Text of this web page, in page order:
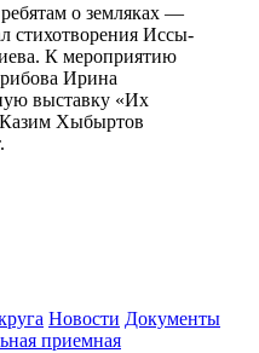
о земляках —
стихотворения Иссы-
К мероприятию
Ирина
выставку «Их
Хыбыртов
Новости Документы
приемная